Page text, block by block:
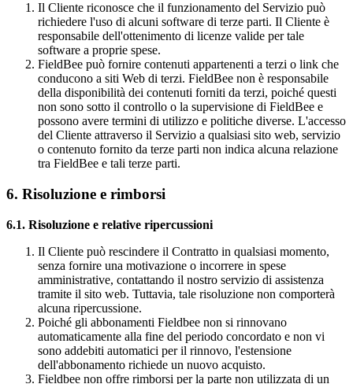
Il Cliente riconosce che il funzionamento del Servizio può
richiedere l'uso di alcuni software di terze parti. Il Cliente è
responsabile dell'ottenimento di licenze valide per tale
software a proprie spese.
FieldBee può fornire contenuti appartenenti a terzi o link che
conducono a siti Web di terzi. FieldBee non è responsabile
della disponibilità dei contenuti forniti da terzi, poiché questi
non sono sotto il controllo o la supervisione di FieldBee e
possono avere termini di utilizzo e politiche diverse. L'accesso
del Cliente attraverso il Servizio a qualsiasi sito web, servizio
o contenuto fornito da terze parti non indica alcuna relazione
tra FieldBee e tali terze parti.
6. Risoluzione e rimborsi
6.1. Risoluzione e relative ripercussioni
Il Cliente può rescindere il Contratto in qualsiasi momento,
senza fornire una motivazione o incorrere in spese
amministrative, contattando il nostro servizio di assistenza
tramite il sito web. Tuttavia, tale risoluzione non comporterà
alcuna ripercussione.
Poiché gli abbonamenti Fieldbee non si rinnovano
automaticamente alla fine del periodo concordato e non vi
sono addebiti automatici per il rinnovo, l'estensione
dell'abbonamento richiede un nuovo acquisto.
Fieldbee non offre rimborsi per la parte non utilizzata di un